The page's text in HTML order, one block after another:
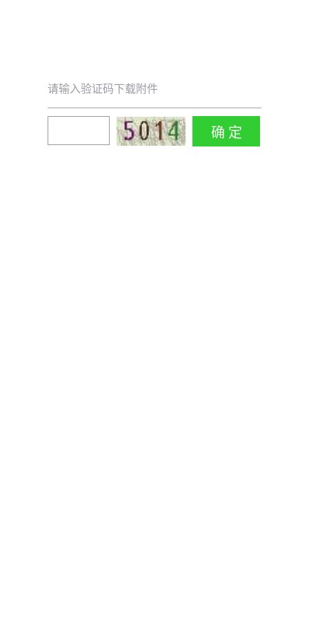
请输入验证码下载附件